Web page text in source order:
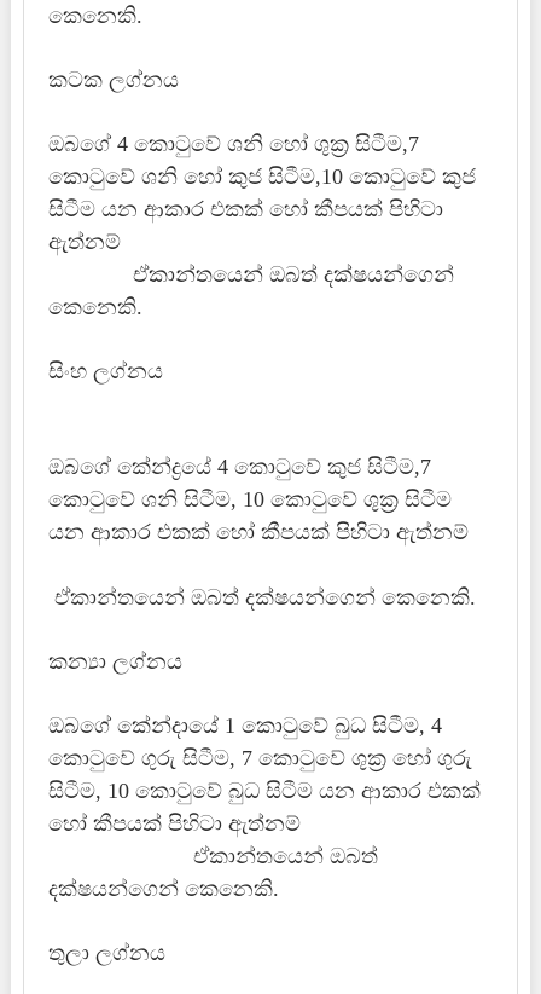
කෙනෙකි.
කටක ලග්නය
ඔබගේ 4 කොටුවේ ශනි හෝ ශුක්‍ර සිටීම,7
කොටුවේ ශනි හෝ කුජ සිටීම,10 කොටුවේ කුජ
සිටීම යන ආකාර එකක් හෝ කීපයක් පිහිටා
ඇත්නම්
ඒකාන්තයෙන් ඔබත් දක්ෂයන්ගෙන්
කෙනෙකි.
සිංහ ලග්නය
ඔබගේ කේන්ද්‍රයේ 4 කොටුවේ කුජ සිටීම,7
කොටුවේ ශනි සිටීම, 10 කොටුවේ ශුක්‍ර සිටීම
යන ආකාර එකක් හෝ කීපයක් පිහිටා ඇත්නම්
ඒකාන්තයෙන් ඔබත් දක්ෂයන්ගෙන් කෙනෙකි.
කන්‍යා ලග්නය
ඔබගේ කේන්දායේ 1 කොටුවේ බුධ සිටීම, 4
කොටුවේ ගුරු සිටීම, 7 කොටුවේ ශුක්‍ර හෝ ගුරු
සිටීම, 10 කොටුවේ බුධ සිටීම යන ආකාර එකක්
හෝ කීපයක් පිහිටා ඇත්නම්
ඒකාන්තයෙන් ඔබත්
දක්ෂයන්ගෙන් කෙනෙකි.
තුලා ලග්නය